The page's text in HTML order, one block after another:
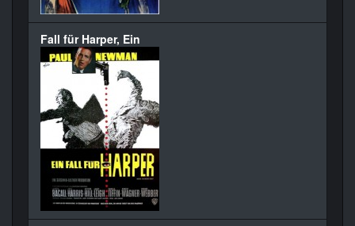
Fall für Harper, Ein